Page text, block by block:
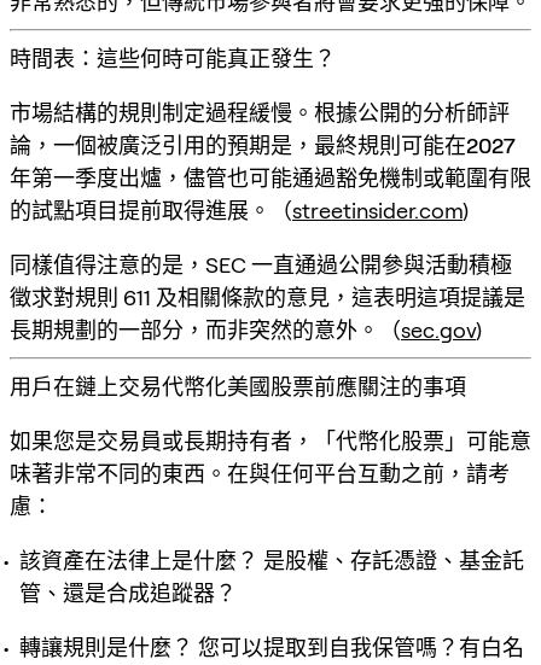
時間表：這些何時可能真正發生？
市場結構的規則制定過程緩慢。根據公開的分析師評
論，一個被廣泛引用的預期是，最終規則可能在2027
年第一季度出爐，儘管也可能通過豁免機制或範圍有限
的試點項目提前取得進展。（streetinsider.com)
同樣值得注意的是，SEC 一直通過公開參與活動積極
徵求對規則 611 及相關條款的意見，這表明這項提議是
長期規劃的一部分，而非突然的意外。（sec.gov)
用戶在鏈上交易代幣化美國股票前應關注的事項
如果您是交易員或長期持有者，「代幣化股票」可能意
味著非常不同的東西。在與任何平台互動之前，請考
慮：
該資產在法律上是什麼？ 是股權、存託憑證、基金託
管、還是合成追蹤器？
轉讓規則是什麼？ 您可以提取到自我保管嗎？有白名